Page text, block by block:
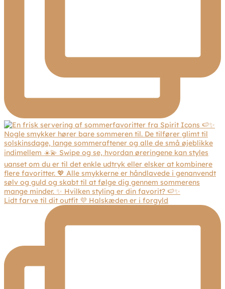
Lidt farve til dit outfit 💜 Halskæden er i forgyld